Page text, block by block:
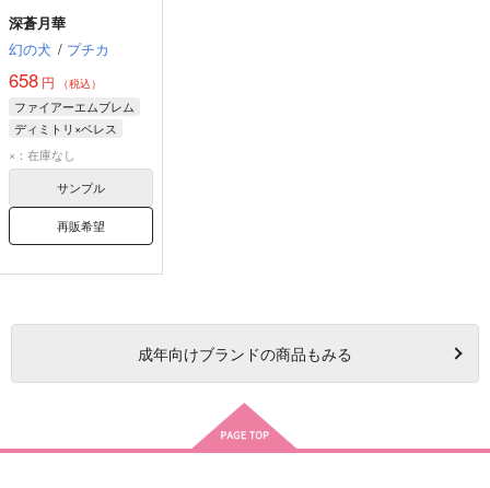
深蒼月華
幻の犬 / プチカ
658 円 （税込）
ファイアーエムブレム
ディミトリ×ベレス
ベレス
ディミトリ
×：在庫なし
サンプル
再販希望
成年向けブランドの商品もみる